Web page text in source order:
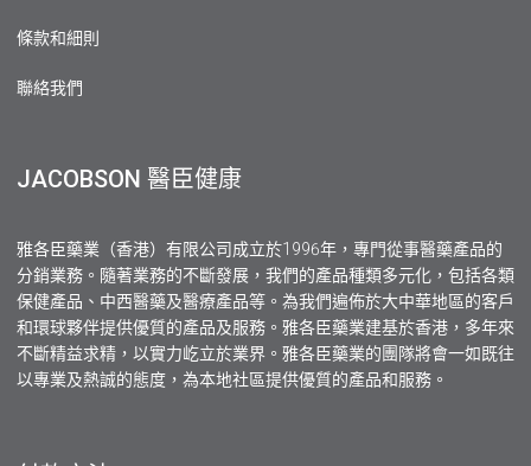
條款和細則
聯絡我們
JACOBSON 醫臣健康
雅各臣藥業（香港）有限公司成立於1996年，專門從事醫藥產品的
分銷業務。隨著業務的不斷發展，我們的產品種類多元化，包括各類
保健產品、中西醫藥及醫療產品等。為我們遍佈於大中華地區的客戶
和環球夥伴提供優質的產品及服務。雅各臣藥業建基於香港，多年來
不斷精益求精，以實力屹立於業界。雅各臣藥業的團隊將會一如既往
以專業及熱誠的態度，為本地社區提供優質的產品和服務。